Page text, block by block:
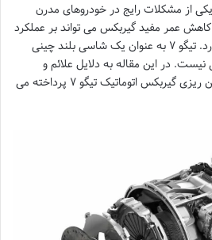
یکی از مشکلات رایج در خودروهای مدرن
عمر مفید گیربکس می تواند بر عملکرد
کلی خودرو نیز تاثیر منفی بگذارد. تیگو ۷ به عنوان یک شاسی بلند چینی
در این مقاله به دلایل علائم و
راهکارهای پیشگیری و رفع روغن ریزی گیربکس اتوماتیک تیگو ۷ پرداخته می